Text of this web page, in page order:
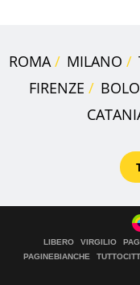
ROMA MILANO
FIRENZE
LIBERO VIRGILIO
PAGINEBIANCHE